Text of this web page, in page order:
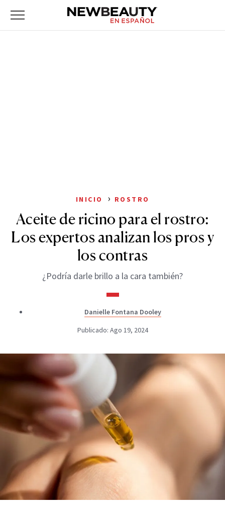
Primary
NewBeauty
INICIO › ROSTRO
Aceite de ricino para el rostro:
Los expertos analizan los pros y
los contras
¿Podría darle brillo a la cara también?
Danielle Fontana Dooley
Publicado: Ago 19, 2024